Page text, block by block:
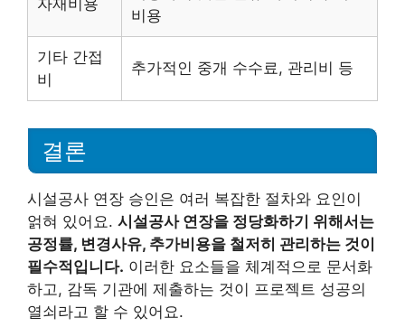
자재비용
비용
기타 간접
비
추가적인 중개 수수료, 관리비 등
결론
시설공사 연장 승인은 여러 복잡한 절차와 요인이
얽혀 있어요. 시설공사 연장을 정당화하기 위해서는
공정률, 변경사유, 추가비용을 철저히 관리하는 것이
필수적입니다. 이러한 요소들을 체계적으로 문서화
하고, 감독 기관에 제출하는 것이 프로젝트 성공의
열쇠라고 할 수 있어요.